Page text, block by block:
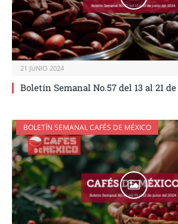
21 JUNIO 2024
Boletín Semanal No.57 del 13 al 21
BOLETÍN SEMANAL CAFÉS DE MÉXICO